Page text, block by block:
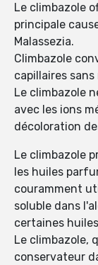
Le climbazole
principale
Malassezia.
Climbazole
capillaires
Le climbazole
avec les ions
décoloration
Le climbazole
les huiles
couramment
soluble dans
certaines
Le climbazole,
conservateur